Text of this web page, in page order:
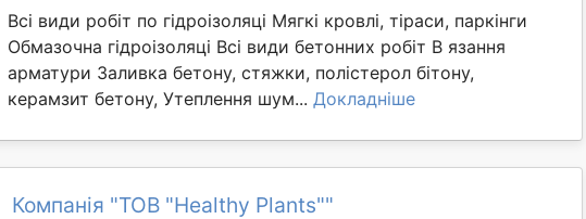
Всі види робіт по гідроізоляці Мягкі кровлі, тіраси, паркінги
Обмазочна гідроізоляці Всі види бетонних робіт В язання
арматури Заливка бетону, стяжки, полістерол бітону,
керамзит бетону, Утеплення шум... Докладніше
Компанія "ТОВ "Healthy Plants""